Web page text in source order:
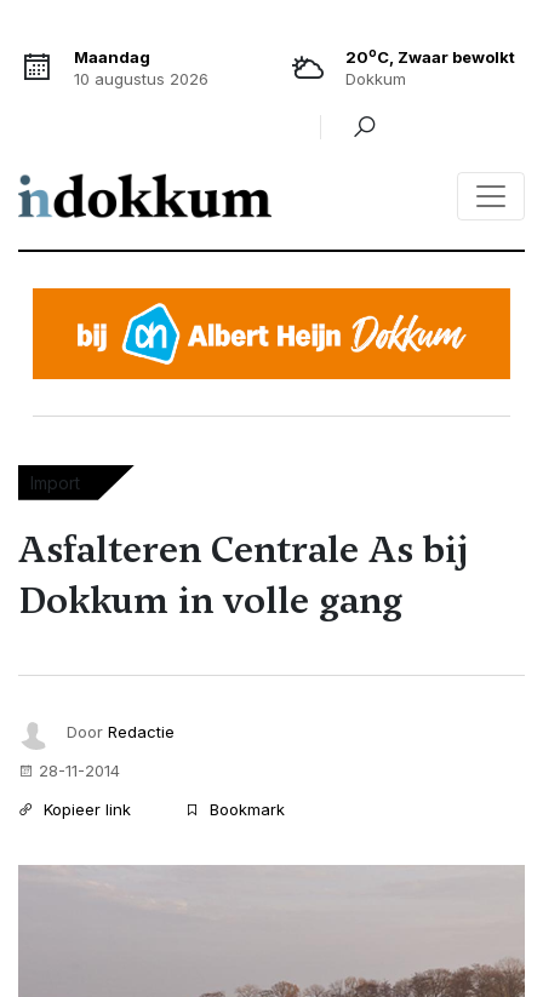
Maandag
10 augustus 2026
20oC, Zwaar bewolkt
Dokkum
Import
Asfalteren Centrale As bij
Dokkum in volle gang
Door Redactie
28-11-2014
Kopieer link
Bookmark